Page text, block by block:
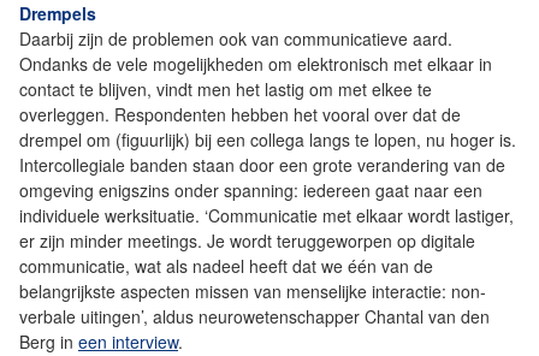
Drempels
Daarbij zijn de problemen ook van communicatieve aard.
Ondanks de vele mogelijkheden om elektronisch met elkaar in
contact te blijven, vindt men het lastig om met elkee te
overleggen. Respondenten hebben het vooral over dat de
drempel om (figuurlijk) bij een collega langs te lopen, nu hoger is.
Intercollegiale banden staan door een grote verandering van de
omgeving enigszins onder spanning: iedereen gaat naar een
individuele werksituatie. ‘Communicatie met elkaar wordt lastiger,
er zijn minder meetings. Je wordt teruggeworpen op digitale
communicatie, wat als nadeel heeft dat we één van de
belangrijkste aspecten missen van menselijke interactie: non-
verbale uitingen’, aldus neurowetenschapper Chantal van den
Berg in een interview.